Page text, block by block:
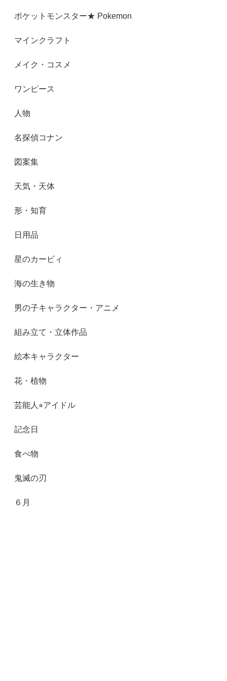
ポケットモンスター★ Pokemon
マインクラフト
メイク・コスメ
ワンピース
人物
名探偵コナン
図案集
天気・天体
形・知育
日用品
星のカービィ
海の生き物
男の子キャラクター・アニメ
組み立て・立体作品
絵本キャラクター
花・植物
芸能人⭐︎アイドル
記念日
食べ物
鬼滅の刃
６月